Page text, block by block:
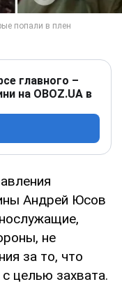
главного –
на OBOZ.UA в
Андрей Юсов
не
за то, что
целью захвата.